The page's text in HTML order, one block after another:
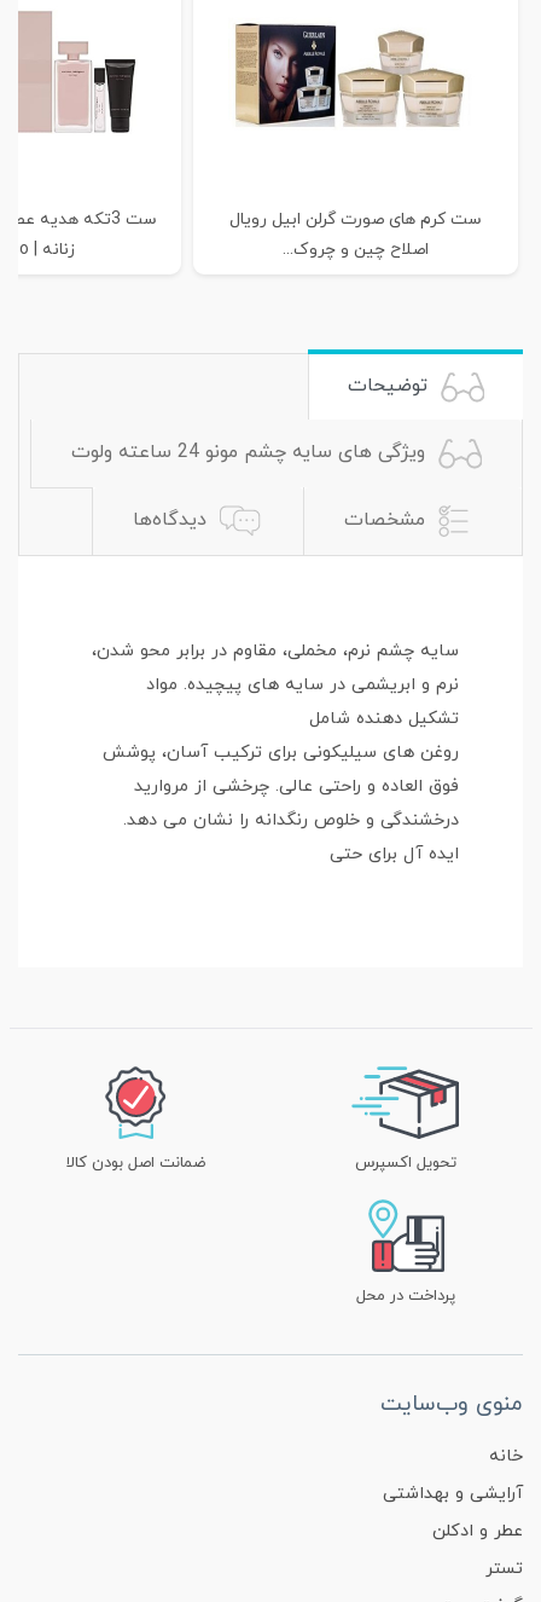
ست کرم های صورت گرلن ابیل رویال
اصلاح چین و چروک...
ست 3تکه هدیه
زنانه | Narciso...
توضیحات
ویژگی های سایه چشم مونو 24 ساعته ولوت
مشخصات دیدگاه‌ها
سایه چشم نرم، مخملی، مقاوم در برابر محو شدن،
نرم و ابریشمی در سایه های پیچیده. مواد
تشکیل دهنده شامل
روغن های سیلیکونی برای ترکیب آسان، پوشش
فوق العاده و راحتی عالی. چرخشی از مروارید
درخشندگی و خلوص رنگدانه را نشان می دهد.
ایده آل برای حتی
تحویل اکسپرس ضمانت اصل بودن کالا
پرداخت در محل
منوی وب‌سایت
خانه
آرایشی و بهداشتی
عطر و ادکلن
تستر